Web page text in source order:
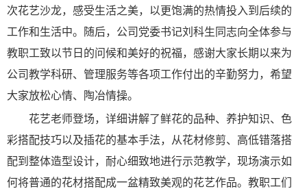
次花艺沙龙，感受生活之美，以更饱满的热情投入到后续的
工作和生活中。随后，公司党委书记刘科生同志向全体参与
教职工致以节日的问候和美好的祝福，感谢大家长期以来为
公司教学科研、管理服务等各项工作付出的辛勤努力，希望
大家放松心情、陶冶情操。
花艺老师登场，详细讲解了鲜花的品种、养护知识、色
彩搭配技巧以及插花的基本手法，从花材修剪、高低错落搭
配到整体造型设计，耐心细致地进行示范教学，现场演示如
何将普通的花材搭配成一盆精致美观的花艺作品。教职工们